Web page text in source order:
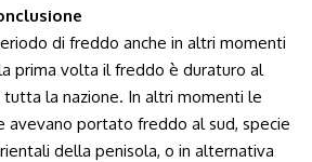
di freddo anche in altri momenti
prima volta il freddo è duraturo al
la nazione. In altri momenti le
avevano portato freddo al sud, specie
della penisola, o in alternativa